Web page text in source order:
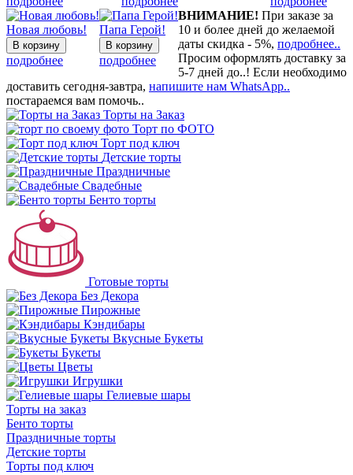
Новая любовь!
подробнее
Папа Герой!
подробнее
ВНИМАНИЕ! При заказе за
10 и более дней до желаемой
даты скидка - 5%, подробнее..
Просим оформлять доставку за
5-7 дней до..! Если необходимо
доставить сегодня-завтра, напишите нам WhatsApp..
постараемся вам помочь..
Торты на Заказ
Торт по ФОТО
Торт под ключ
Детские торты
Праздничные
Свадебные
Бенто торты
Готовые торты
Без Декора
Пирожные
Кэндибары
Вкусные Букеты
Букеты
Цветы
Игрушки
Гелиевые шары
Торты на заказ
Бенто торты
Праздничные торты
Детские торты
Торты под ключ